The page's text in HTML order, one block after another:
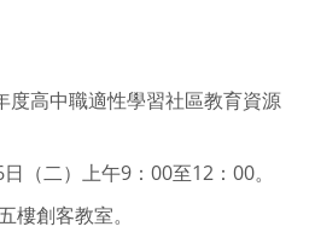
度高中職適性學習社區教育資源
（二）上午9：00至12：00。
樓創客教室。